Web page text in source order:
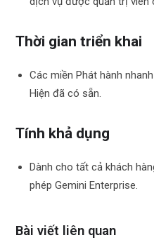
Thời gian triển khai
Các miền Phát hành
Hiện đã có sẵn.
Tính khả dụng
Dành cho tất cả khách
phép Gemini Enterprise.
Bài viết liên quan